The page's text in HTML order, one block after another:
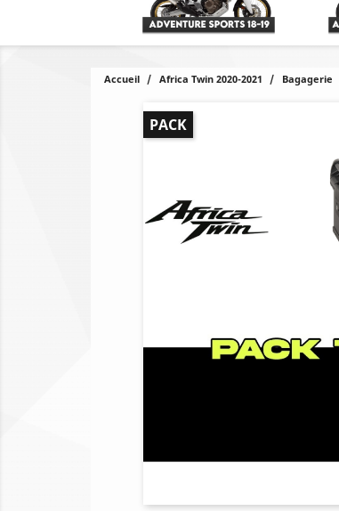
Accueil Africa Twin 2020-2021 Bagagerie
PACK